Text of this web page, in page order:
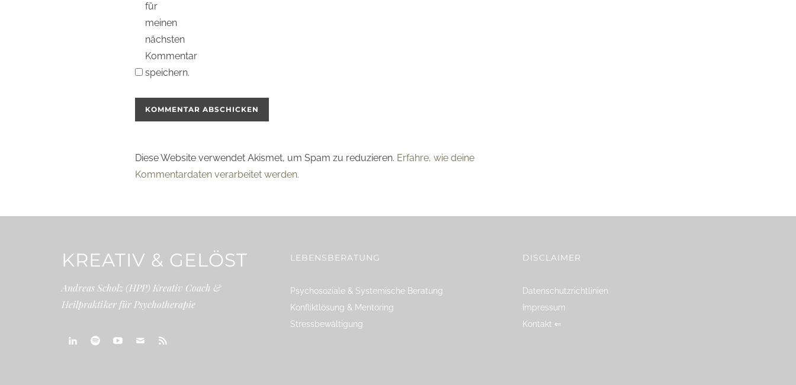
für
meinen
nächsten
Kommentar
speichern.
Diese Website verwendet Akismet, um Spam zu reduzieren. Erfahre, wie deine
Kommentardaten verarbeitet werden.
KREATIV & GELÖST
Andreas Scholz (HPP) Kreativ Coach &
Heilpraktiker für Psychotherapie
LEBENSBERATUNG
Psychosoziale & Systemische Beratung
Konfliktlösung & Mentoring
Stressbewältigung
DISCLAIMER
Datenschutzrichtlinien
Impressum
Kontakt ⇐